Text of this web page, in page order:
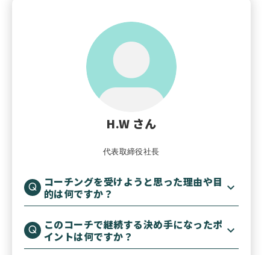
H.W さん
代表取締役社長
コーチングを受けようと思った理由や目
的は何ですか？
このコーチで継続する決め手になったポ
イントは何ですか？